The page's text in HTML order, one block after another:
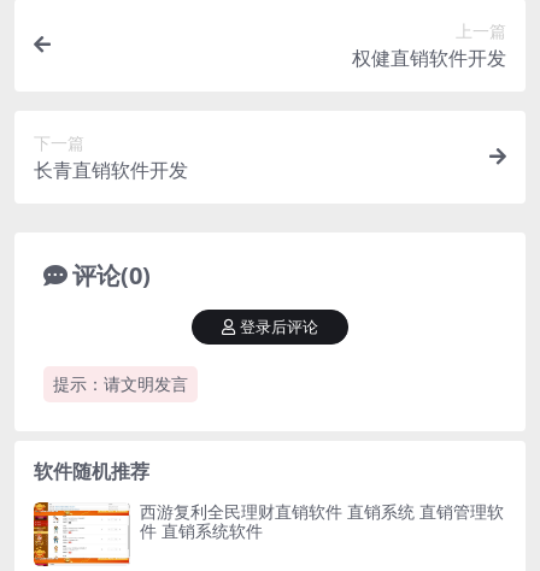
上一篇
权健直销软件开发
下一篇
长青直销软件开发
评论(0)
提示：请文明发言
登录后评论
软件随机推荐
西游复利全民理财直销软件 直销系统 直销管理软
件 直销系统软件